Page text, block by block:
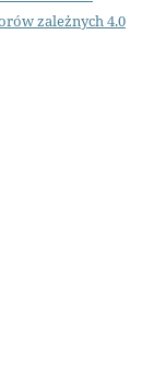
zależnych 4.0